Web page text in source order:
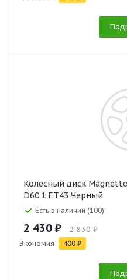
Колесный диск
D60.1 ET43 Черный
Есть в наличии (100)
2 430 ₽ 2 830 ₽
Экономия 400 ₽